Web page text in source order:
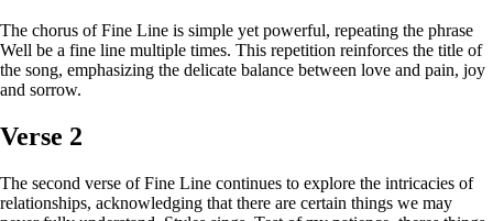
The chorus of Fine Line is simple yet powerful, repeating the phrase
Well be a fine line multiple times. This repetition reinforces the title of
the song, emphasizing the delicate balance between love and pain, joy
and sorrow.
Verse 2
The second verse of Fine Line continues to explore the intricacies of
relationships, acknowledging that there are certain things we may